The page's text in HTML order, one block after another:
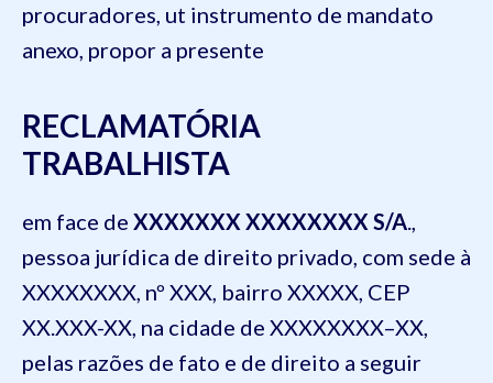
procuradores, ut instrumento de mandato
anexo, propor a presente
RECLAMATÓRIA
TRABALHISTA
em face de XXXXXXX XXXXXXXX S/A.,
pessoa jurídica de direito privado, com sede à
XXXXXXXX, nº XXX, bairro XXXXX, CEP
XX.XXX-XX, na cidade de XXXXXXXX–XX,
pelas razões de fato e de direito a seguir